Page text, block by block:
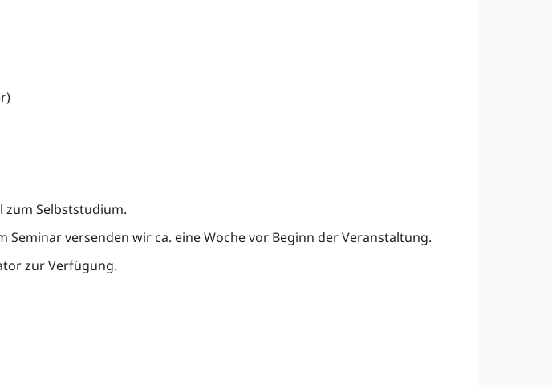
zum Selbststudium.
versenden wir ca. eine Woche vor Beginn der Veranstaltung.
zur Verfügung.